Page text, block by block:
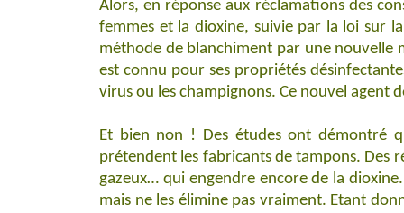
Alors, en réponse aux réclamations des
femmes et la dioxine, suivie par la loi sur
méthode de blanchiment par une nouvelle
est connu pour ses propriétés
virus ou les champignons. Ce nouvel
Et bien non ! Des études ont démontré
prétendent les fabricants de tampons. Des
gazeux… qui engendre encore de la
mais ne les élimine pas vraiment. Etant